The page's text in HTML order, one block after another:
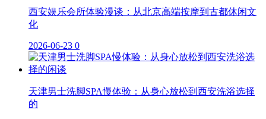
西安娱乐会所体验漫谈：从北京高端按摩到古都休闲文
化
2026-06-23 0
天津男士洗脚SPA慢体验：从身心放松到西安洗浴选择
的